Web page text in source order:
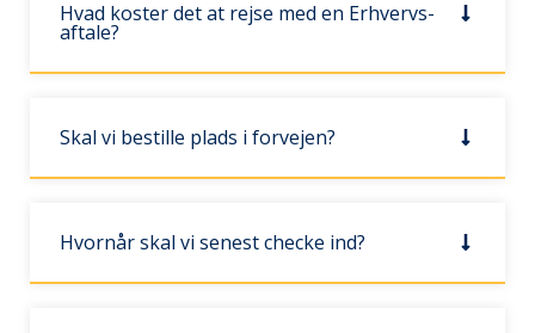
Hvad koster det at rejse med en Erhvervs-
aftale?
Skal vi bestille plads i forvejen?
Hvornår skal vi senest checke ind?